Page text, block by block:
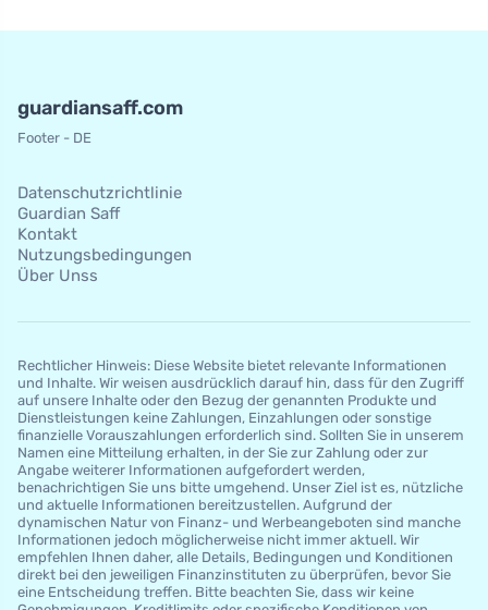
guardiansaff.com
Footer - DE
Datenschutzrichtlinie
Guardian Saff
Kontakt
Nutzungsbedingungen
Über Unss
Rechtlicher Hinweis: Diese Website bietet relevante Informationen
und Inhalte. Wir weisen ausdrücklich darauf hin, dass für den Zugriff
auf unsere Inhalte oder den Bezug der genannten Produkte und
Dienstleistungen keine Zahlungen, Einzahlungen oder sonstige
finanzielle Vorauszahlungen erforderlich sind. Sollten Sie in unserem
Namen eine Mitteilung erhalten, in der Sie zur Zahlung oder zur
Angabe weiterer Informationen aufgefordert werden,
benachrichtigen Sie uns bitte umgehend. Unser Ziel ist es, nützliche
und aktuelle Informationen bereitzustellen. Aufgrund der
dynamischen Natur von Finanz- und Werbeangeboten sind manche
Informationen jedoch möglicherweise nicht immer aktuell. Wir
empfehlen Ihnen daher, alle Details, Bedingungen und Konditionen
direkt bei den jeweiligen Finanzinstituten zu überprüfen, bevor Sie
eine Entscheidung treffen. Bitte beachten Sie, dass wir keine